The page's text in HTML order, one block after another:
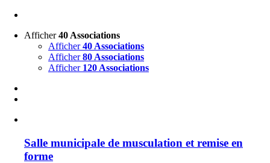
Afficher40 Associations
Afficher40 Associations
Afficher80 Associations
Afficher 120 Associations
Salle municipale de musculation et remise en
forme